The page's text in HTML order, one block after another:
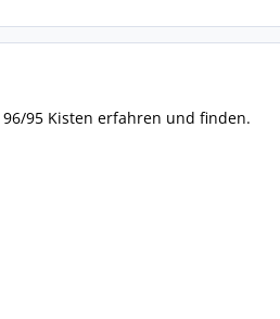
95 Kisten erfahren und finden.